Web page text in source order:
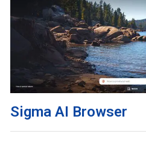
Sigma AI Browser